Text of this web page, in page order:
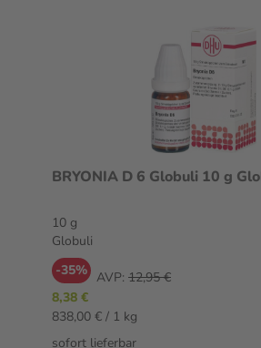
BRYONIA D 6 Globuli 10 g
10 g
Globuli
-35% AVP: 12,95 €
8,38 €
838,00 € / 1 kg
sofort lieferbar